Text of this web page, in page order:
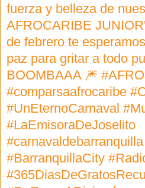
fuerza y belleza de
AFROCARIBE
de febrero te
paz para gritar a todo
BOOMBAAA 🎆
#comparsaafrocaribe
#UnEternoCarnaval
#LaEmisoraDeJoselito
#BarranquillaCity